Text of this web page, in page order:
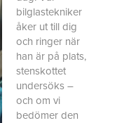
bilglastekniker
åker ut till dig
och ringer när
han är på plats,
stenskottet
undersöks –
och om vi
bedömer den